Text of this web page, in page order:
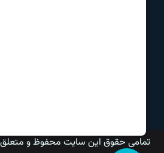
تمامی حقوق این سایت محفوظ و